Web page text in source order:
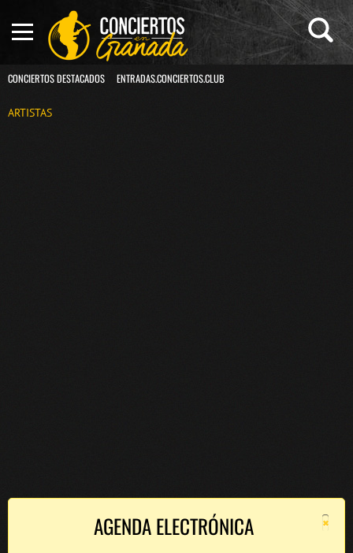
CONCIERTOS DESTACADOS ENTRADAS.CONCIERTOS.CLUB
ARTISTAS
×
AGENDA ELECTRÓNICA